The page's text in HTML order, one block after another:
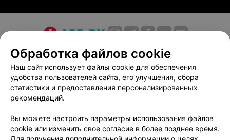
О проекте Новости проекта
Размещение рекламы
Медицинский маркетинг
Публичный договор
Пользовательское соглашение
Способы оплаты
Вакансии
Партнеры
Написать в поддержку
Персональные настройки cookie
Обработка файлов cookie
Наш сайт использует файлы cookie для обеспечения
удобства пользователей сайта, его улучшения, сбора
статистики и предоставления персонализированных
рекомендаций.
Вы можете настроить параметры использования файлов
cookie или изменить свое согласие в более позднее время.